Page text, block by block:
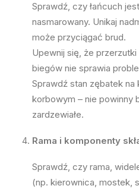
Sprawdź, czy łańcuch
nasmarowany. Unikaj
może przyciągać brud.
Upewnij się, że przerzutki
biegów nie sprawia
Sprawdź stan zębatek na
korbowym – nie powinny
zardzewiałe.
Rama i komponenty
Sprawdź, czy rama,
(np. kierownica, mostek,